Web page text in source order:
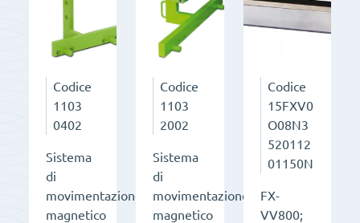
Codice
1103
0402
Sistema
di
movimentazione
magnetico
Codice
1103
2002
Sistema
di
movimentazione
magnetico
Codice
15FXV0
O08N3
520112
01150N
FX-
VV800;